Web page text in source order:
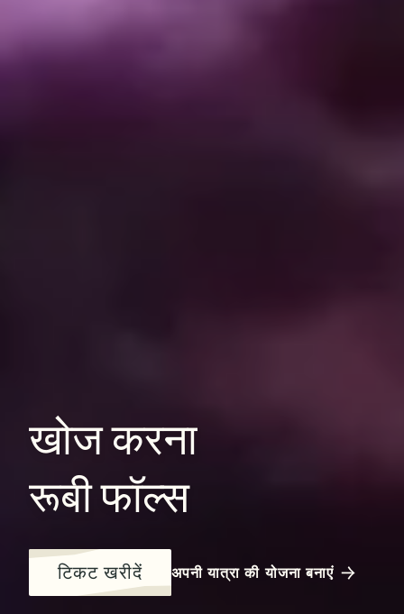
खोजकरना
रूबीफॉल्स
टिकट खरीदें अपनी यात्रा की योजना बनाएं